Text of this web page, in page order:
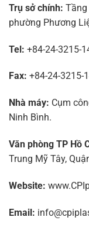
Trụ sở chính: Tầng
phường Phương
Tel: +84-24-3215-
Fax: +84-24-3215-
Nhà máy: Cụm
Ninh Bình.
Văn phòng TP Hồ
Trung Mỹ Tây,
Website:
Email: